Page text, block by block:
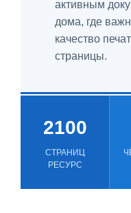
активным
дома, где
качество
страницы.
2100
СТРАНИЦ
РЕСУРС